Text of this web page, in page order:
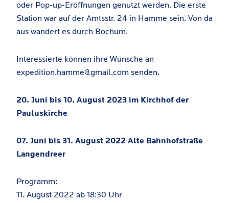
oder Pop-up-Eröffnungen genutzt werden. Die erste
Station war auf der Amtsstr. 24 in Hamme sein. Von da
aus wandert es durch Bochum.
Interessierte können ihre Wünsche an
expedition.hamme@gmail.com senden.
20. Juni bis 10. August 2023 im Kirchhof der
Pauluskirche
07. Juni bis 31. August 2022 Alte Bahnhofstraße
Langendreer
Programm:
11. August 2022 ab 18:30 Uhr